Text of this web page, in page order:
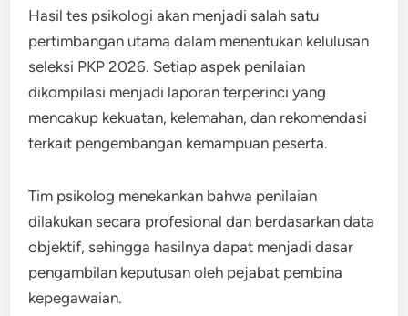
Hasil tes psikologi akan menjadi salah satu
pertimbangan utama dalam menentukan kelulusan
seleksi PKP 2026. Setiap aspek penilaian
dikompilasi menjadi laporan terperinci yang
mencakup kekuatan, kelemahan, dan rekomendasi
terkait pengembangan kemampuan peserta.
Tim psikolog menekankan bahwa penilaian
dilakukan secara profesional dan berdasarkan data
objektif, sehingga hasilnya dapat menjadi dasar
pengambilan keputusan oleh pejabat pembina
kepegawaian.